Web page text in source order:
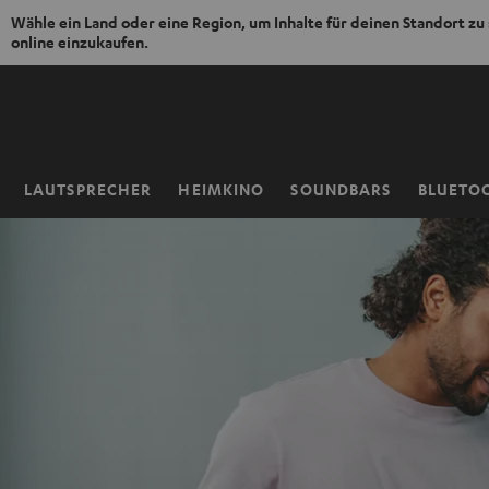
Wähle ein Land oder eine Region, um Inhalte für deinen Standort zu
online einzukaufen.
ZUM
LAUTSPRECHER HEIMKINO SOUNDBARS
Startseite